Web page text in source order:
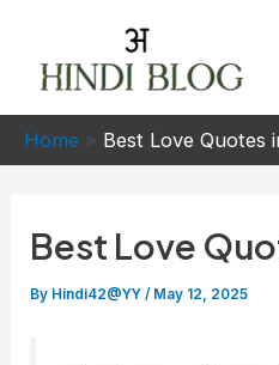
content
Home » Best Love Quotes
Best Love
By Hindi42@YY/ May 12, 2025